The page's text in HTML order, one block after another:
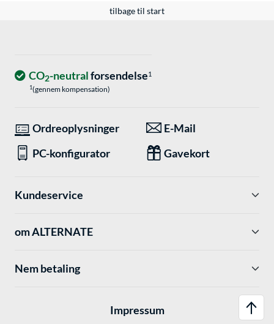
tilbage til start
CO2-neutralforsendelse1
1(gennem kompensation)
Ordreoplysninger
E-Mail
PC-konfigurator
Gavekort
Kundeservice
om ALTERNATE
Nem betaling
Impressum